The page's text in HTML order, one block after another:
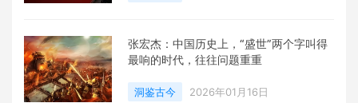
张宏杰：中国历史上，“盛世”两个字叫得
最响的时代，往往问题重重
洞鉴古今 2026年01月16日